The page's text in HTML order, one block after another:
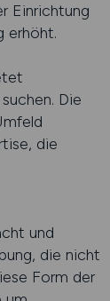
Einrichtung
erhöht.
Die
die
und
die nicht
Form der